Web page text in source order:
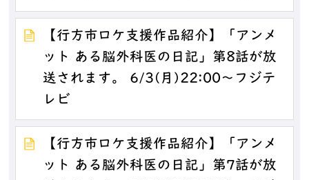
【行方市ロケ支援作品紹介】「アンメ
ット ある脳外科医の日記」第8話が放
送されます。 6/3(月)22:00～フジテ
レビ
【行方市ロケ支援作品紹介】「アンメ
ット ある脳外科医の日記」第7話が放